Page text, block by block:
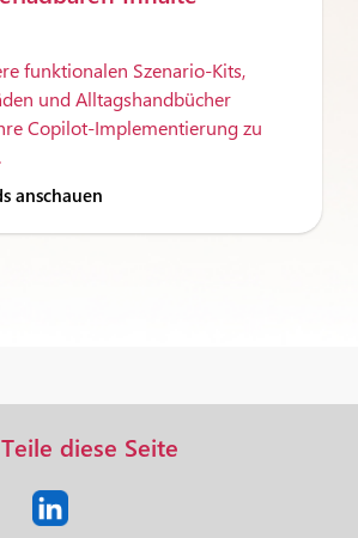
funktionalen Szenario-Kits,
und Alltagshandbücher
Copilot-Implementierung zu
anschauen
Teile diese Seite